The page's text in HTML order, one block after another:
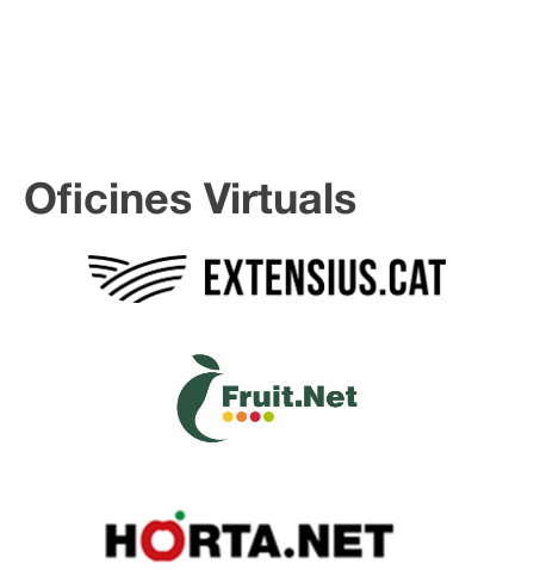
Oficines Virtuals